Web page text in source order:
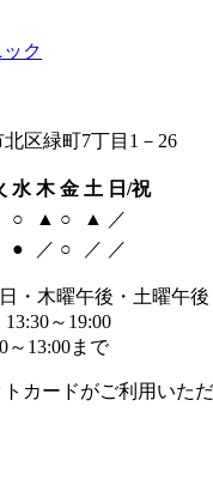
北区緑町7丁目1－26
水 木 金 土 日/祝
○ ▲ ○ ▲
／
● ／ ○ ／ ／
・木曜午後・土曜午後
～19:00
～13:00まで
カードがご利用いた